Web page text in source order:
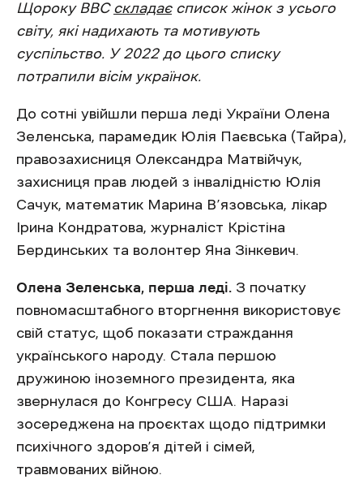
Щороку BBC складаєсписок жінок з усього
світу, які надихають та мотивують
суспільство. У 2022 до цього списку
потрапили вісім українок.
До сотні увійшли перша леді України Олена
Зеленська, парамедик Юлія Паєвська (Тайра),
правозахисниця Олександра Матвійчук,
захисниця прав людей з інвалідністю Юлія
Сачук, математик Марина В’язовська, лікар
Ірина Кондратова, журналіст Крістіна
Бердинських та волонтер Яна Зінкевич.
Олена Зеленська, перша леді. З початку
повномасштабного вторгнення використовує
свій статус, щоб показати страждання
українського народу. Стала першою
дружиною іноземного президента, яка
звернулася до Конгресу США. Наразі
зосереджена на проєктах щодо підтримки
психічного здоров’я дітей і сімей,
травмованих війною.